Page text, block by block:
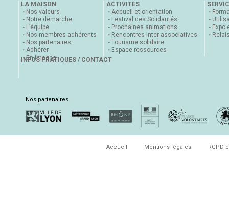
LA MAISON
Nos valeurs
Notre démarche
L’équipe
Nos membres adhérents
Nos partenaires
Adhérer
En images
ACTIVITÉS
Accueil et orientation
Festival des Solidarités
Prochaines animations
Rencontres inter-associatives
Tourisme solidaire
Espace ressources
Expo
INFOS PRATIQUES / CONTACT
Nos partenaires
Accueil Mentions légales RGPD